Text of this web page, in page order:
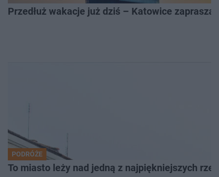
Przedłuż wakacje już dziś – Katowice
PODRÓŻE
To miasto leży nad jedną z najpiękniejszych